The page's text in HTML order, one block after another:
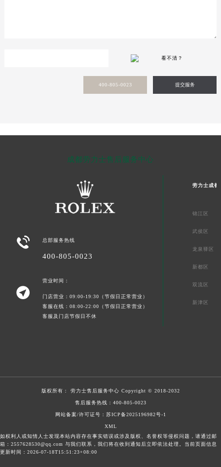
看不清？
400-805-0023 提交服务
成都劳力士售后服务中心
 总部服务热线
400-805-0023

营业时间：
门店营业：09:00-19:30（节假日正常营业）
客服在线：08:00-22:00（节假日正常营业）
客服及门店节假日不休
劳力士成都
锦江区
武侯区
龙泉驿区
新都区
双流区
新津区
版权所有： 劳力士售后服务中心 Copyright © 2018-2032
售后服务热线： 400-805-0023
网站备案/许可证号：苏ICP备2025196982号-1
XML
如权利人或知情人士发现本站内容存在事实错误或涉及版权、名誉权等侵权问题，请通过邮
箱：2557628530@qq.com 与我们联系，我们将在收到通知后立即依法处理。当前页面信息
更新时间：2026-07-18T15:51:23+08:00